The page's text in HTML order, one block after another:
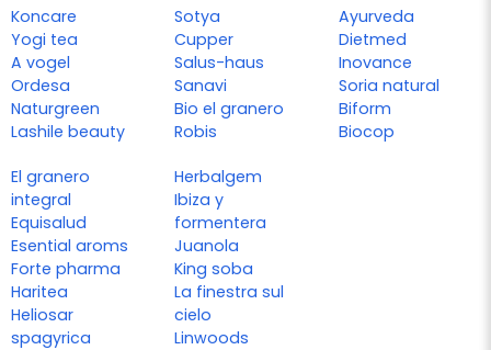
Koncare
Yogi tea
A vogel
Ordesa
Naturgreen
Lashile beauty
Sotya
Cupper
Salus-haus
Sanavi
Bio el granero
Robis
Ayurveda
Dietmed
Inovance
Soria natural
Biform
Biocop
El granero
integral
Equisalud
Esential aroms
Forte pharma
Haritea
Heliosar
spagyrica
Herbalgem
Ibiza y
formentera
Juanola
King soba
La finestra sul
cielo
Linwoods